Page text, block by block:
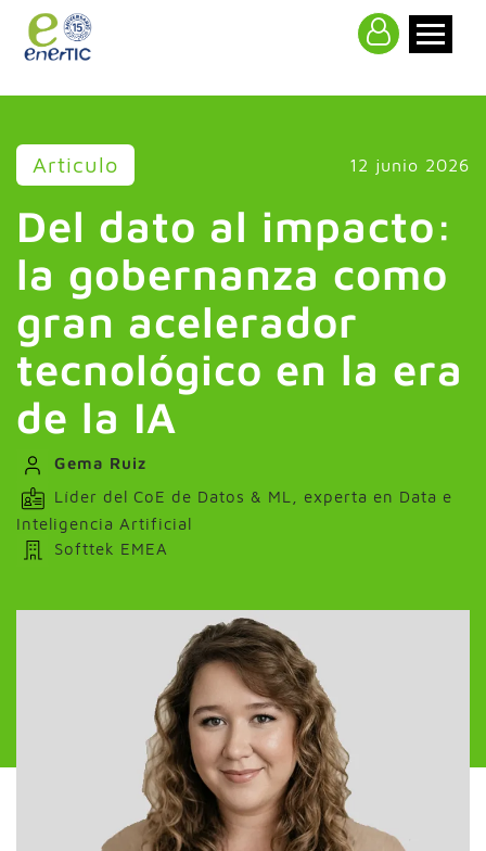
Articulo 12 junio 2026
Del dato al impacto:
la gobernanza como
gran acelerador
tecnológico en la era
de la IA
Gema Ruiz
Líder del CoE de Datos & ML, experta en Data e
Inteligencia Artificial
Softtek EMEA